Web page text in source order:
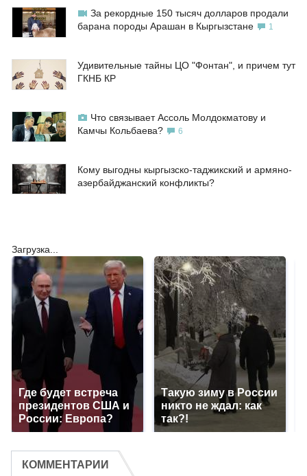
За рекордные 150 тысяч долларов продали
барана породы Арашан в Кыргызстане
1
Удивительные тайны ЦО "Фонтан", и причем тут
ГКНБ КР
Что связывает Ассоль Молдокматову и
Камчы Кольбаева?
6
Кому выгодны кыргызско-таджикский и армяно-
азербайджанский конфликты?
Загрузка...
Где будет встреча
президентов США и
России: Европа?
Такую зиму в России
никто не ждал: как
так?!
КОММЕНТАРИИ